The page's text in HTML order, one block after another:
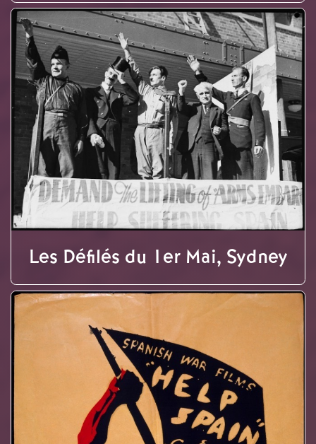
Les Défilés du 1er Mai, Sydney